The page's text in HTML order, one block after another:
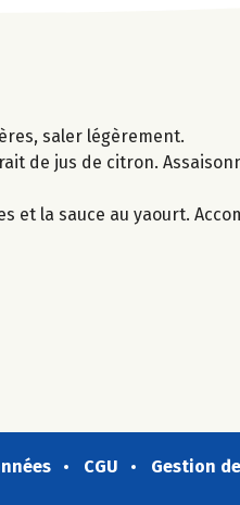
saler légèrement.
de jus de citron.
et la sauce au yaourt.
CGU Gestion